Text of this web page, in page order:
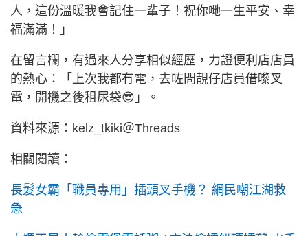
人，這份溫暖我會記住一輩子！祝你哋一生平安、幸
福滿滿！」
在留言欄，有過來人分享相似經歷，力證便利店店員
的熱心：「上次我都冇電，去咗問靚仔店員借嚟叉
電，開機之後租尿袋😎」。
資料來源：kelz_tkiki＠Threads
相關閱讀：
長髮女霸「職員專用」插頭叉手機？ 網民嘲江湖救
急